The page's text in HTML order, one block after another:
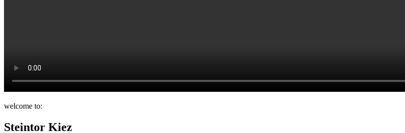
welcome to:
Steintor Kiez